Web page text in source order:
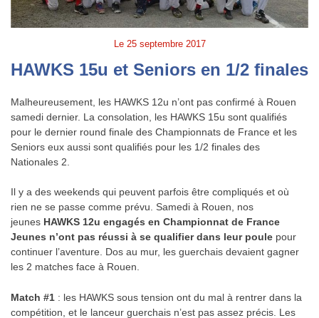
Le 25 septembre 2017
HAWKS 15u et Seniors en 1/2 finales
Malheureusement, les HAWKS 12u n’ont pas confirmé à Rouen
samedi dernier. La consolation, les HAWKS 15u sont qualifiés
pour le dernier round finale des Championnats de France et les
Seniors eux aussi sont qualifiés pour les 1/2 finales des
Nationales 2.
Il y a des weekends qui peuvent parfois être compliqués et où
rien ne se passe comme prévu. Samedi à Rouen, nos
jeunes HAWKS 12u engagés en Championnat de France
Jeunes n’ont pas réussi à se qualifier dans leur poule pour
continuer l’aventure. Dos au mur, les guerchais devaient gagner
les 2 matches face à Rouen.
Match #1 : les HAWKS sous tension ont du mal à rentrer dans la
compétition, et le lanceur guerchais n’est pas assez précis. Les